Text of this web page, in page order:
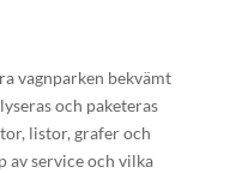
vagnparken bekvämt
och paketeras
listor, grafer och
av service och vilka